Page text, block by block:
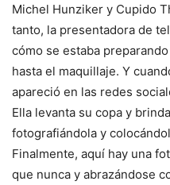
Michel Hunziker y Cupido
tanto, la presentadora de
cómo se estaba
hasta el maquillaje. Y
apareció en las redes
Ella levanta su copa y
fotografiándola y
Finalmente, aquí hay una
que nunca y abrazándose